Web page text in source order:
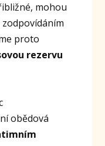
mohou
proto
rezervu
obědová